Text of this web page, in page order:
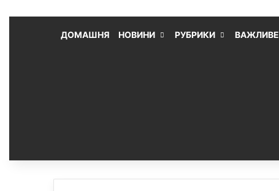
ДОМАШНЯ НОВИНИ РУБРИКИ ВАЖЛИВЕ